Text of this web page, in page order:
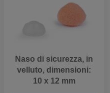
Naso di sicurezza, in
velluto, dimensioni:
10 x 12 mm